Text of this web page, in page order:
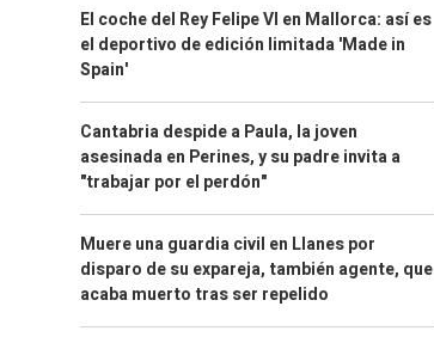
El coche del Rey Felipe VI en Mallorca: así es
el deportivo de edición limitada 'Made in
Spain'
Cantabria despide a Paula, la joven
asesinada en Perines, y su padre invita a
"trabajar por el perdón"
Muere una guardia civil en Llanes por
disparo de su expareja, también agente, que
acaba muerto tras ser repelido